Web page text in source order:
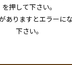
を押して下さい。
ありますとエラーに
下さい。